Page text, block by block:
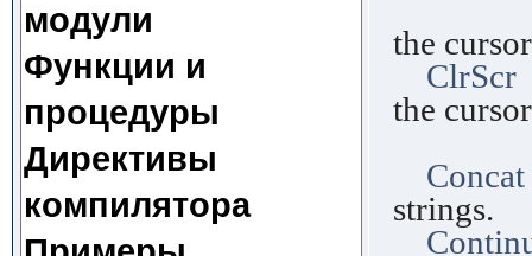
модули
Функции и
процедуры
Директивы
компилятора
the
ClrScr
the
Concat
strings.